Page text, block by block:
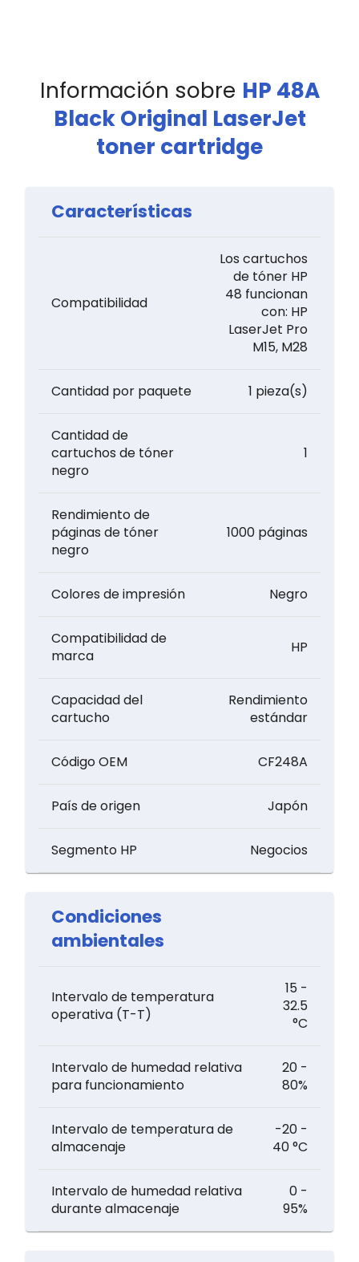
Información sobre HP 48A
Black Original LaserJet
toner cartridge
Características
Compatibilidad
Los cartuchos
de tóner HP
48 funcionan
con: HP
LaserJet Pro
M15, M28
Cantidad por paquete 1 pieza(s)
Cantidad de
cartuchos de tóner
negro
1
Rendimiento de
páginas de tóner
negro
1000 páginas
Colores de impresión Negro
Compatibilidad de
marca
HP
Capacidad del
cartucho
Rendimiento
estándar
Código OEM CF248A
País de origen Japón
Segmento HP Negocios
Condiciones
ambientales
Intervalo de temperatura
operativa (T-T)
15 -
32.5
°C
Intervalo de humedad relativa
para funcionamiento
20 -
80%
Intervalo de temperatura de
almacenaje
-20 -
40 °C
Intervalo de humedad relativa
durante almacenaje
0 -
95%